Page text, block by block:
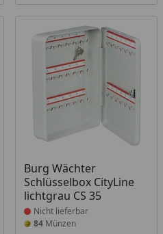
Burg Wächter
Schlüsselbox CityLine
lichtgrau CS 35
Produkt nicht lieferbar
Nicht lieferbar
84Münzen